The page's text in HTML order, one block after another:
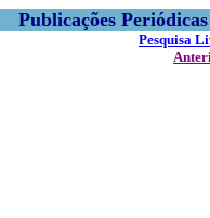
Publicações
Pesquisa